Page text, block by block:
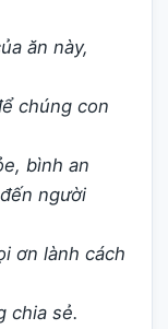
ăn này,
chúng con
bình an
người
ơn lành cách
chia sẻ.